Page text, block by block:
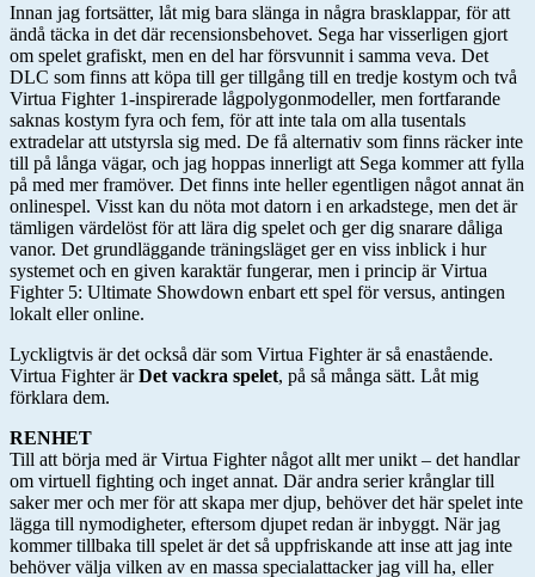
Innan jag fortsätter, låt mig bara slänga in några brasklappar, för att
ändå täcka in det där recensionsbehovet. Sega har visserligen gjort
om spelet grafiskt, men en del har försvunnit i samma veva. Det
DLC som finns att köpa till ger tillgång till en tredje kostym och två
Virtua Fighter 1-inspirerade lågpolygonmodeller, men fortfarande
saknas kostym fyra och fem, för att inte tala om alla tusentals
extradelar att utstyrsla sig med. De få alternativ som finns räcker inte
till på långa vägar, och jag hoppas innerligt att Sega kommer att fylla
på med mer framöver. Det finns inte heller egentligen något annat än
onlinespel. Visst kan du nöta mot datorn i en arkadstege, men det är
tämligen värdelöst för att lära dig spelet och ger dig snarare dåliga
vanor. Det grundläggande träningsläget ger en viss inblick i hur
systemet och en given karaktär fungerar, men i princip är Virtua
Fighter 5: Ultimate Showdown enbart ett spel för versus, antingen
lokalt eller online.
Lyckligtvis är det också där som Virtua Fighter är så enastående.
Virtua Fighter ärDet vackra spelet, på så många sätt. Låt mig
förklara dem.
RENHET
Till att börja med är Virtua Fighter något allt mer unikt – det handlar
om virtuell fighting och inget annat. Där andra serier krånglar till
saker mer och mer för att skapa mer djup, behöver det här spelet inte
lägga till nymodigheter, eftersom djupet redan är inbyggt. När jag
kommer tillbaka till spelet är det så uppfriskande att inse att jag inte
behöver välja vilken av en massa specialattacker jag vill ha, eller